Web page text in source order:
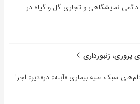
دائمی نمایشگاهی و تجاری گل و گیاه در
پروری، زنبورداری
سبک علیه بیماری «آبله» در«دیر» اجرا